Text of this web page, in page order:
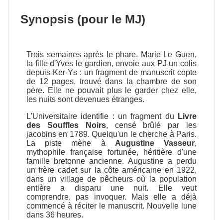
Synopsis (pour le MJ)
Trois semaines après le phare. Marie Le Guen,
la fille d'Yves le gardien, envoie aux PJ un colis
depuis Ker-Ys : un fragment de manuscrit copte
de 12 pages, trouvé dans la chambre de son
père. Elle ne pouvait plus le garder chez elle,
les nuits sont devenues étranges.
L'Universitaire identifie : un fragment du
Livre
des Souffles Noirs, censé brûlé par les
jacobins en 1789. Quelqu'un le cherche à Paris.
La piste mène à Augustine Vasseur,
mythophile française fortunée, héritière d'une
famille bretonne ancienne. Augustine a perdu
un frère cadet sur la côte américaine en 1922,
dans un village de pêcheurs où la population
entière a disparu une nuit. Elle veut
comprendre, pas invoquer. Mais elle a déjà
commencé à réciter le manuscrit. Nouvelle lune
dans 36 heures.